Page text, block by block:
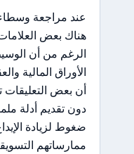
هناك بعض
الرغم من أن
الأوراق المالية
أن بعض التعليقات
دون تقديم أدلة
ضغوط لزيادة
ممارساتهم